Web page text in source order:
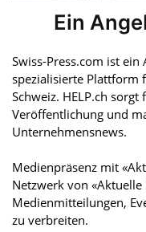
Ein
Swiss-Press.com ist ein
spezialisierte Plattform
Schweiz. HELP.ch
Veröffentlichung und
Unternehmensnews.
Medienpräsenz mit
Netzwerk von «Aktuelle
Medienmitteilungen,
zu verbreiten.